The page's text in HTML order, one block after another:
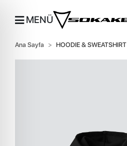
MENÜ
Ana Sayfa HOODIE & SWEATSHIRT